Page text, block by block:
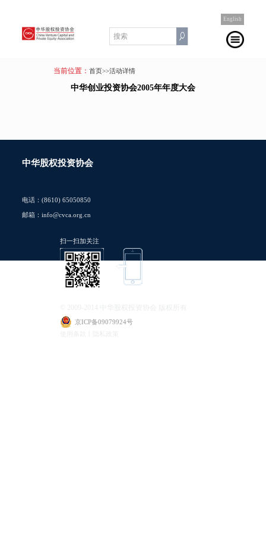
English
当前位置： 首页>>活动详情
中华创业投资协会2005年年度大会
中华股权投资协会
电话：(8610) 65050850
邮箱：info@cvca.org.cn
扫一扫加关注
京ICP备09079924号